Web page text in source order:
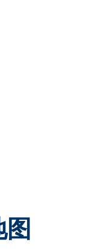
图